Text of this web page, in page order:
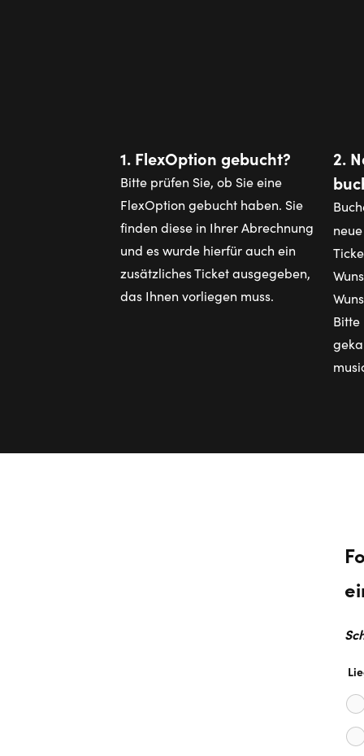
1. FlexOption gebucht?
Bitte prüfen Sie, ob Sie eine
FlexOption gebucht haben. Sie
finden diese in Ihrer Abrechnung
und es wurde hierfür auch ein
zusätzliches Ticket ausgegeben,
das Ihnen vorliegen muss.
2.
Bitte